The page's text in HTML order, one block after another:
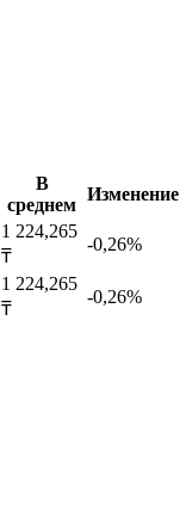
В
среднем
Изменение
1 224,265
₸
-0,26%
1 224,265
₸
-0,26%